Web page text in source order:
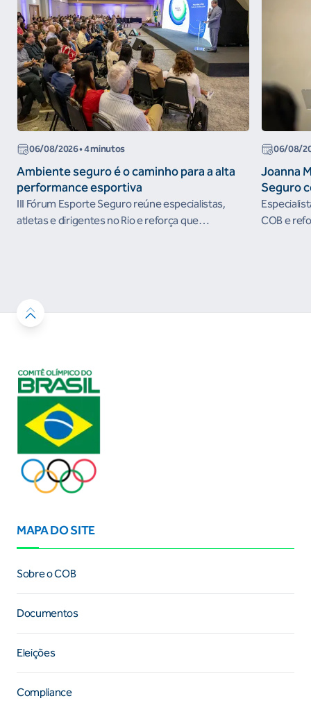
06/08/2026• 4 minutos
Ambiente seguro é o caminho para a alta
performance esportiva
III Fórum Esporte Seguro reúne especialistas,
atletas e dirigentes no Rio e reforça que
06/08/
Joanna
Seguro
COB e
MAPA DO SITE
Sobre o COB
Documentos
Eleições
Compliance